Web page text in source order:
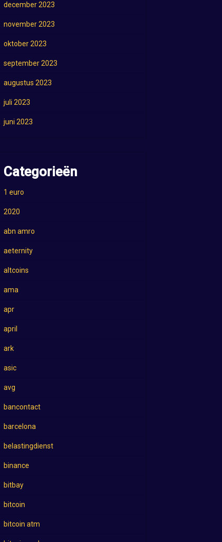
december 2023
november 2023
oktober 2023
september 2023
augustus 2023
juli 2023
juni 2023
Categorieën
1 euro
2020
abn amro
aeternity
altcoins
ama
apr
april
ark
asic
avg
bancontact
barcelona
belastingdienst
binance
bitbay
bitcoin
bitcoin atm